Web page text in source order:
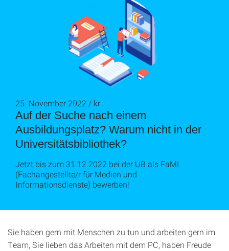
Auf der Suche nach einem
Ausbildungsplatz? Warum nicht in der
Universitätsbibliothek?
25. November 2022 / kr
Jetzt bis zum 31.12.2022 bei der UB als FaMI
(Fachangestellte/r für Medien und
Informationsdienste) bewerben!
Sie haben gern mit Menschen zu tun und arbeiten gern im
Team, Sie lieben das Arbeiten mit dem PC, haben Freude